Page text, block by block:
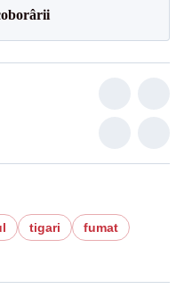
tigari
fumat